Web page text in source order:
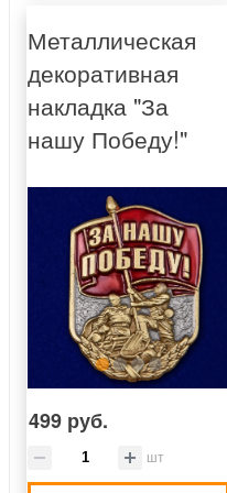
Металлическая
декоративная
накладка "За
нашу Победу!"
499 руб.
шт